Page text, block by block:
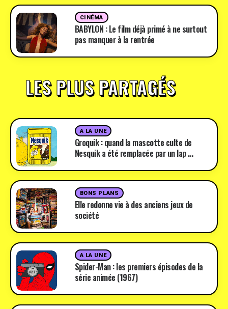
CINÉMA
BABYLON : Le film déjà primé à ne surtout
pas manquer à la rentrée
LES PLUS PARTAGÉS
A LA UNE
Groquik : quand la mascotte culte de
Nesquik a été remplacée par un lap …
BONS PLANS
Elle redonne vie à des anciens jeux de
société
A LA UNE
Spider-Man : les premiers épisodes de la
série animée (1967)